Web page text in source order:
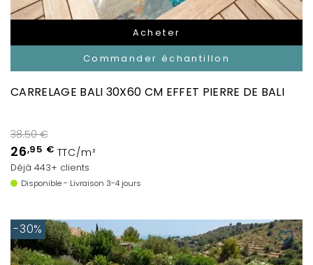
Acheter
Commander échantillon
CARRELAGE BALI 30X60 CM EFFET PIERRE DE BALI
38.50 €
26,95 € TTC/m²
Déjà 443+ clients
Disponible - Livraison 3-4 jours
favorite_border
-30%